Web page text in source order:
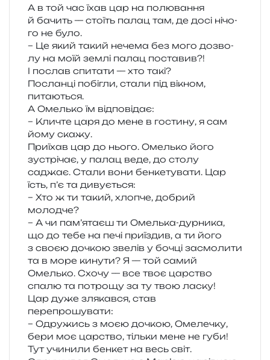
А в той час їхав цар на полю­ва­н­ня
й бачить — сто­їть палац там, де досі нічо­
го не було.
– Це який такий нече­ма без мого дозво­
лу на моїй землі палац поставив?!
І послав спи­та­ти — хто такі?
Посланці побі­гли, стали під вікном,
питаються.
А Омелько їм відповідає:
– Кличте царя до мене в гости­ну, я сам
йому скажу.
Приїхав цар до нього. Омелько його
зустрі­чає, у палац веде, до столу
саджає. Стали вони бен­ке­ту­ва­ти. Цар
їсть, п’є та дивується:
– Хто ж ти такий, хло­пче, добрий
молодче?
– А чи пам’ятаєш ти Омелька-дур­ни­ка,
що до тебе на печі при­їздив, а ти його
з своєю дочкою зве­лів у бочці засмо­ли­ти
та в море кину­ти? Я — той самий
Омелько. Схочу — все твоє цар­ство
спалю та потро­щу за ту твою ласку!
Цар дуже зля­кав­ся, став
перепрошувати:
– Одружись з моєю дочкою, Омелечку,
бери моє цар­ство, тіль­ки мене не губи!
Тут учи­ни­ли бен­кет на весь світ.